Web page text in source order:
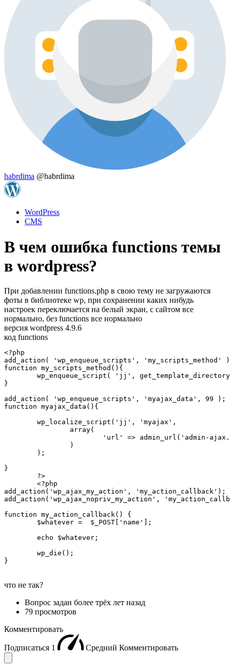
habrdima @habrdima
WordPress
CMS
В чем ошибка functions темы
в wordpress?
При добавлении functions.php в свою тему не загружаются
фоты в библиотеке wp, при сохранении каких нибудь
настроек переключается на белый экран, с сайтом все
нормально, без functions все нормально
версия wordpress 4.9.6
код functions
<?php
add_action( 'wp_enqueue_scripts', 'my_scripts_method'
function my_scripts_method(){
}
add_action( 'wp_enqueue_scripts', 'myajax_data', 99 );
function myajax_data(){
}
add_action('wp_ajax_my_action', 'my_action_callback');
add_action('wp_ajax_nopriv_my_action',
function my_action_callback() {
}
что не так?
Вопрос задан более трёх лет назад
79 просмотров
Комментировать
Подписаться 1 Средний Комментировать